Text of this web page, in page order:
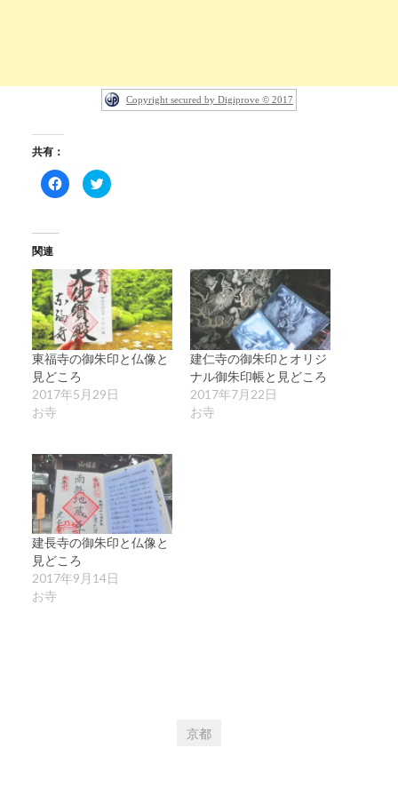
Copyright secured by Digiprove © 2017
共有：
Facebook
で
リ
ッ
ク
し
て
く
だ
さ
い
(新
し
い
ウ
で
開
き
ま
す)
ク
リ
共
有
(新
し
い
ウ
ィ
ン
ド
ウ
き
ま
関連
東福寺の御朱印と仏像と
見どころ
2017年5月29日
お寺
建仁寺の御朱印とオリジ
ナル御朱印帳と見どころ
2017年7月22日
お寺
建長寺の御朱印と仏像と
見どころ
2017年9月14日
お寺
京都